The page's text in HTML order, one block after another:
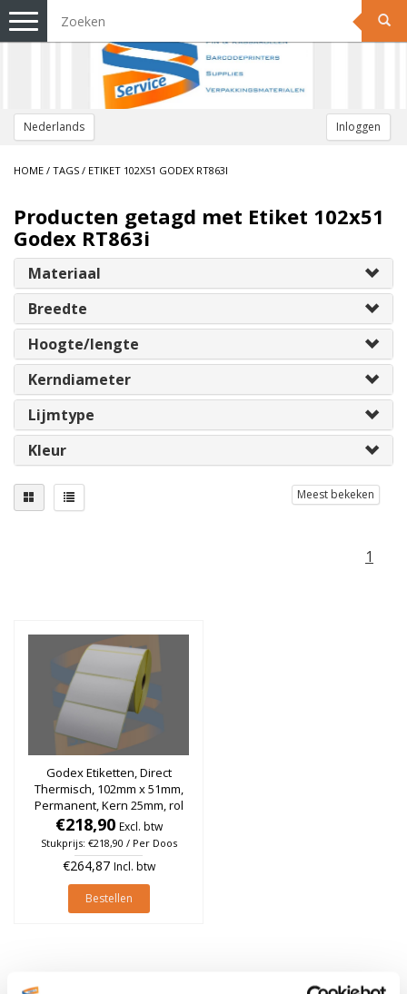
Nederlands Inloggen
Toggle
navigation
HOME / TAGS / ETIKET 102X51 GODEX RT863I
Producten getagd met Etiket 102x51
Godex RT863i
Materiaal
Breedte
Hoogte/lengte
Kerndiameter
Lijmtype
Kleur
Meest bekeken
1
Godex Etiketten, Direct
Thermisch, 102mm x 51mm,
Permanent, Kern 25mm, rol
à 1.370 stuks (Per doos)
€218,90 Excl. btw
Stukprijs: €218,90 / Per Doos
€264,87 Incl. btw
Bestellen
1